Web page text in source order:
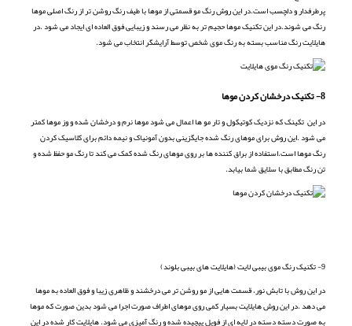
پرطرفدار و دلچسب است.در این روش رنگ مو قسمتی از موها با طیف رنگ روشن تر از رنگ اصلی موها
رنگ می شوند.در این تکنیک موها حجیم تر به نظر می رسند و زیبایی فوق العاده ای ایجاد می شود .در
هایلایت رنگ مناسب بسته به رنگ موی شخص توسط آرایشگر انتخاب می شود.
8- تکنیک درخشان کردن موها
در این تکینک که نزدیک کوتیکول و تار مو ها اعمال می شود موها نرم و درخشان شده و وز موها کمتر
می شود .این روش برای موهای رنگ شده جایگزینی بدون آمونیاک و نیمه دائم برای کلاسیک کردن
رنگ موها است.استفاده از براق کننده ها بر روی موهای رنگ شده کمک می کند تا رنگ مو حفظ شده و
تن رنگ مطابق با سلایق شما بیابد.
9- تکنیک رنگ موی بیبی لایت (هایلایت های بیبی بلوند)
در این روش با تابش نور، قسمت هایی از مو روشن تر می درخشند و ظاهری زیبا و فوق العاده به موها
می دهد .در این روش هایلایت بسیار کمی روی موهای اطراف صورت اجرا می شود بدین صورت که موها
به صورت دسته دسته در لایه ای از فویل پیچیده شده و رنگ آمیزی می شود. هایلایت کار شده در این